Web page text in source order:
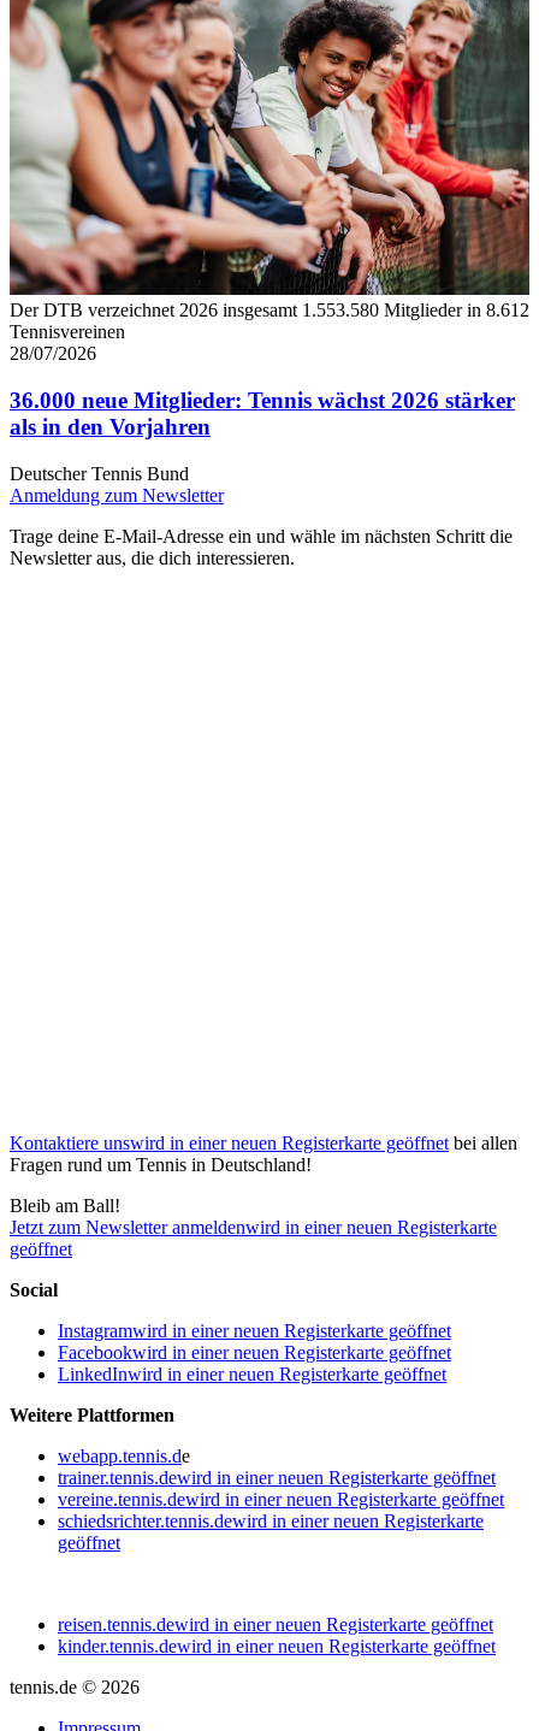
Der DTB verzeichnet 2026 insgesamt 1.553.580 Mitglieder in 8.612
Tennisvereinen
28/07/2026
36.000 neue Mitglieder: Tennis wächst 2026 stärker
als in den Vorjahren
Deutscher Tennis Bund
Anmeldung zum Newsletter
Trage deine E-Mail-Adresse ein und wähle im nächsten Schritt die
Newsletter aus, die dich interessieren.
Kontaktiere unswird in einer neuen Registerkarte geöffnet bei allen
Fragen rund um Tennis in Deutschland!
Bleib am Ball!
Jetzt zum Newsletter anmeldenwird in einer neuen Registerkarte
geöffnet
Social
Instagramwird in einer neuen Registerkarte geöffnet
Facebookwird in einer neuen Registerkarte geöffnet
LinkedInwird in einer neuen Registerkarte geöffnet
Weitere Plattformen
webapp.tennis.de
trainer.tennis.dewird in einer neuen Registerkarte geöffnet
vereine.tennis.dewird in einer neuen Registerkarte geöffnet
schiedsrichter.tennis.dewird in einer neuen Registerkarte
geöffnet
reisen.tennis.dewird in einer neuen Registerkarte geöffnet
kinder.tennis.dewird in einer neuen Registerkarte geöffnet
tennis.de © 2026